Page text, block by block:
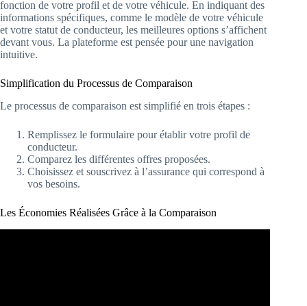
fonction de votre profil et de votre véhicule. En indiquant des
informations spécifiques, comme le modèle de votre véhicule
et votre statut de conducteur, les meilleures options s’affichent
devant vous. La plateforme est pensée pour une navigation
intuitive.
Simplification du Processus de Comparaison
Le processus de comparaison est simplifié en trois étapes :
Remplissez le formulaire pour établir votre profil de
conducteur.
Comparez les différentes offres proposées.
Choisissez et souscrivez à l’assurance qui correspond à
vos besoins.
Les Économies Réalisées Grâce à la Comparaison